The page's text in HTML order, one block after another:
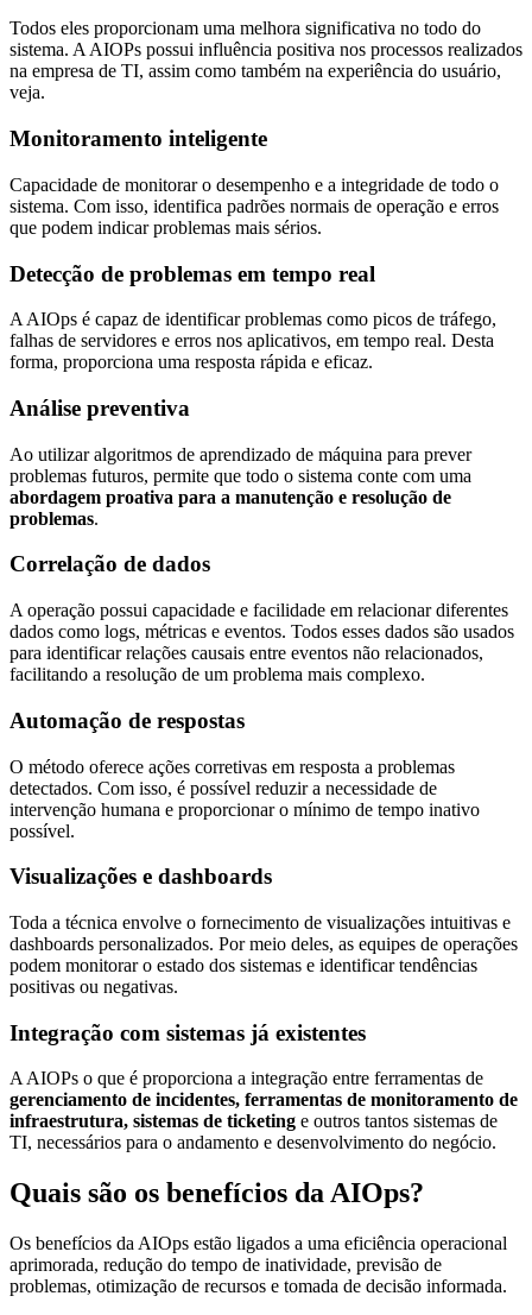
Todos eles proporcionam uma melhora significativa no todo do
sistema. A AIOPs possui influência positiva nos processos realizados
na empresa de TI, assim como também na experiência do usuário,
veja.
Monitoramento inteligente
Capacidade de monitorar o desempenho e a integridade de todo o
sistema. Com isso, identifica padrões normais de operação e erros
que podem indicar problemas mais sérios.
Detecção de problemas em tempo real
A AIOps é capaz de identificar problemas como picos de tráfego,
falhas de servidores e erros nos aplicativos, em tempo real. Desta
forma, proporciona uma resposta rápida e eficaz.
Análise preventiva
Ao utilizar algoritmos de aprendizado de máquina para prever
problemas futuros, permite que todo o sistema conte com uma
abordagem proativa para a manutenção e resolução de
problemas.
Correlação de dados
A operação possui capacidade e facilidade em relacionar diferentes
dados como logs, métricas e eventos. Todos esses dados são usados
para identificar relações causais entre eventos não relacionados,
facilitando a resolução de um problema mais complexo.
Automação de respostas
O método oferece ações corretivas em resposta a problemas
detectados. Com isso, é possível reduzir a necessidade de
intervenção humana e proporcionar o mínimo de tempo inativo
possível.
Visualizações e dashboards
Toda a técnica envolve o fornecimento de visualizações intuitivas e
dashboards personalizados. Por meio deles, as equipes de operações
podem monitorar o estado dos sistemas e identificar tendências
positivas ou negativas.
Integração com sistemas já existentes
A AIOPs o que é proporciona a integração entre ferramentas de
gerenciamento de incidentes, ferramentas de monitoramento de
infraestrutura, sistemas de ticketing e outros tantos sistemas de
TI, necessários para o andamento e desenvolvimento do negócio.
Quais são os benefícios da AIOps?
Os benefícios da AIOps estão ligados a uma eficiência operacional
aprimorada, redução do tempo de inatividade, previsão de
problemas, otimização de recursos e tomada de decisão informada.